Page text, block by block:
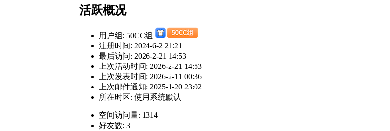
活跃概况
用户组: 50CC组
注册时间: 2024-6-2 21:21
最后访问: 2026-2-21 14:53
上次活动时间: 2026-2-21 14:53
上次发表时间: 2026-2-11 00:36
上次邮件通知: 2025-1-20 23:02
所在时区: 使用系统默认
空间访问量: 1314
好友数: 3